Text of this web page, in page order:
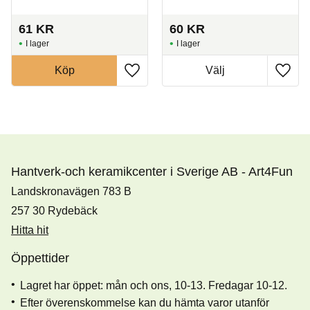
61 KR
I lager
Köp
60 KR
I lager
Hantverk-och keramikcenter i Sverige AB - Art4Fun
Landskronavägen 783 B
257 30 Rydebäck
Hitta hit
Öppettider
Lagret har öppet: mån och ons, 10-13. Fredagar 10-12.
Efter överenskommelse kan du hämta varor utanför